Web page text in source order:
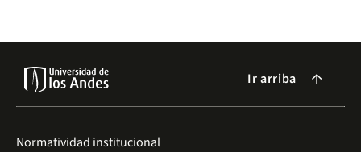
Ir arriba arrow_forward
Normatividad institucional